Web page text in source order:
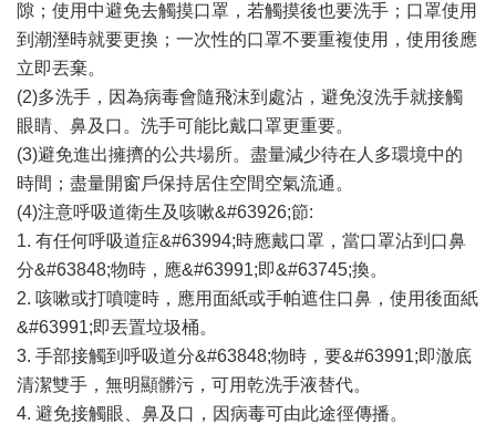
隙；使用中避免去觸摸口罩，若觸摸後也要洗手；口罩使用
到潮溼時就要更換；一次性的口罩不要重複使用，使用後應
立即丟棄。
(2)多洗手，因為病毒會隨飛沫到處沾，避免沒洗手就接觸
眼睛、鼻及口。洗手可能比戴口罩更重要。
(3)避免進出擁擠的公共場所。盡量減少待在人多環境中的
時間；盡量開窗戶保持居住空間空氣流通。
(4)注意呼吸道衛生及咳嗽&#63926;節:
1. 有任何呼吸道症&#63994;時應戴口罩，當口罩沾到口鼻
分&#63848;物時，應&#63991;即&#63745;換。
2. 咳嗽或打噴嚏時，應用面紙或手帕遮住口鼻，使用後面紙
&#63991;即丟置垃圾桶。
3. 手部接觸到呼吸道分&#63848;物時，要&#63991;即澈底
清潔雙手，無明顯髒污，可用乾洗手液替代。
4. 避免接觸眼、鼻及口，因病毒可由此途徑傳播。